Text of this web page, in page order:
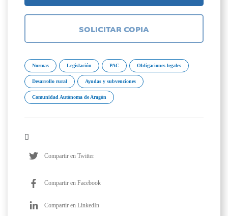
SOLICITAR COPIA
Normas Legislación PAC Obligaciones legales
Desarrollo rural Ayudas y subvenciones
Comunidad Autónoma de Aragón
Compartir en Twitter
Compartir en Facebook
Compartir en LinkedIn